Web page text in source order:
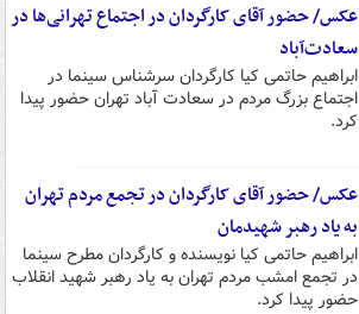
عکس/ حضور آقای کارگردان در اجتماع تهرانی‌ها در
سعادت‌آباد
ابراهیم حاتمی کیا کارگردان سرشناس سینما در
اجتماع بزرگ مردم در سعادت آباد تهران حضور پیدا
کرد.
عکس/ حضور آقای کارگردان در تجمع مردم تهران
به یاد رهبر شهیدمان
ابراهیم حاتمی کیا نویسنده و کارگردان مطرح سینما
در تجمع امشب مردم تهران به یاد رهبر شهید انقلاب
حضور پیدا کرد.